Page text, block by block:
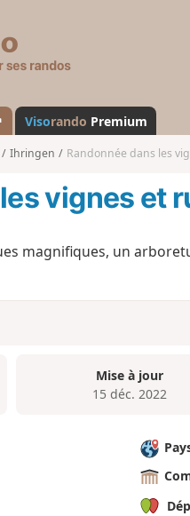
s
a
n
d
Visorando Premium
Ihringen Randonnée dans les
vignes et
magnifiques, un
Mise à jour
15 déc. 2022